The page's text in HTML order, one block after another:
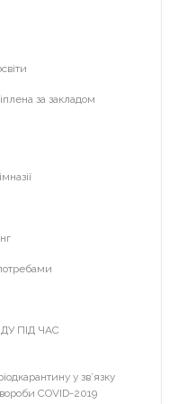
за закладом
ПІД ЧАС
у зв’язку
COVID-2019